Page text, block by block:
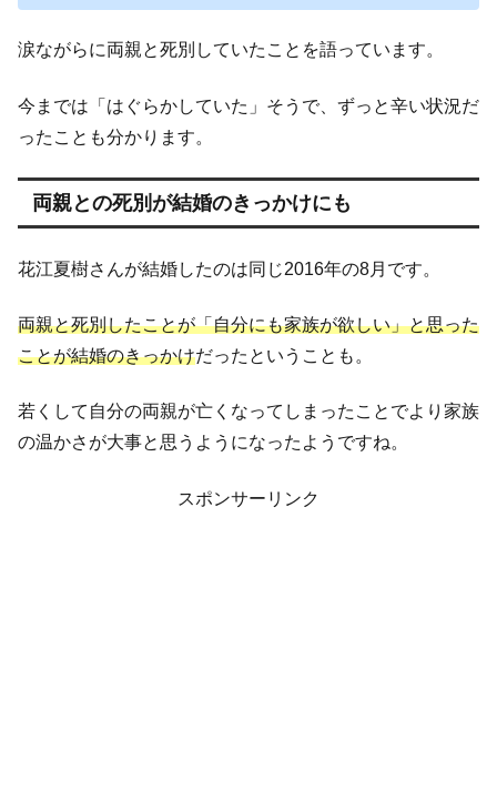
涙ながらに両親と死別していたことを語っています。
今までは「はぐらかしていた」そうで、ずっと辛い状況だ
ったことも分かります。
両親との死別が結婚のきっかけにも
花江夏樹さんが結婚したのは同じ2016年の8月です。
両親と死別したことが「自分にも家族が欲しい」と思った
ことが結婚のきっかけだったということも。
若くして自分の両親が亡くなってしまったことでより家族
の温かさが大事と思うようになったようですね。
スポンサーリンク